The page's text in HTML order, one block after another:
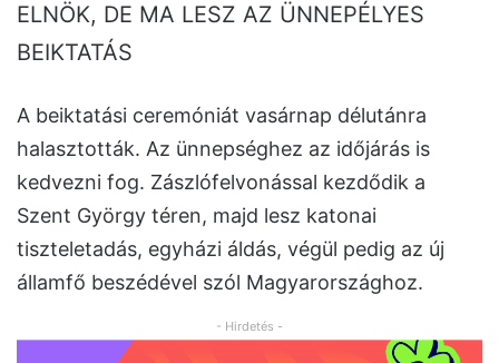
ELNÖK, DE MA LESZ AZ ÜNNEPÉLYES
BEIKTATÁS
A beiktatási ceremóniát vasárnap délutánra
halasztották. Az ünnepséghez az időjárás is
kedvezni fog. Zászlófelvonással kezdődik a
Szent György téren, majd lesz katonai
tiszteletadás, egyházi áldás, végül pedig az új
államfő beszédével szól Magyarországhoz.
- Hirdetés -